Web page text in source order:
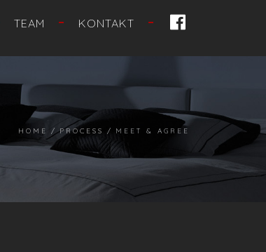
TEAM KONTAKT FACEBOOK
HOME PROCESS MEET & AGREE